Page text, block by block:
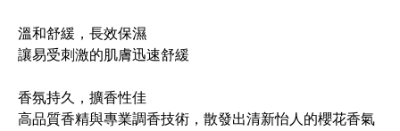
溫和舒緩，長效保濕
讓易受刺激的肌膚迅速舒緩
香氛持久，擴香性佳
高品質香精與專業調香技術，散發出清新怡人的櫻花香氣